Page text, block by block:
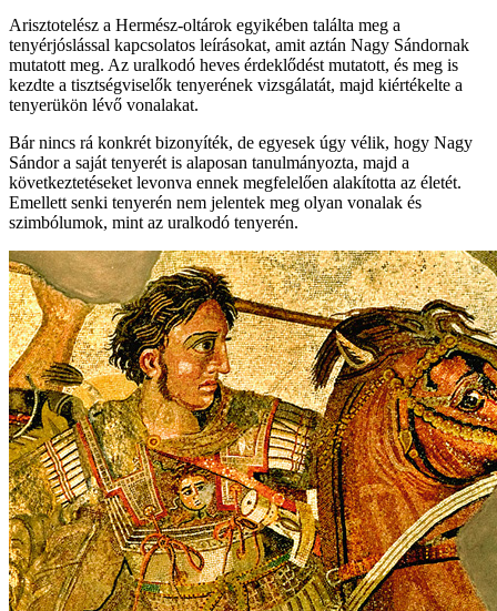
Arisztotelész a Hermész-oltárok egyikében találta meg a
tenyérjóslással kapcsolatos leírásokat, amit aztán Nagy Sándornak
mutatott meg. Az uralkodó heves érdeklődést mutatott, és meg is
kezdte a tisztségviselők tenyerének vizsgálatát, majd kiértékelte a
tenyerükön lévő vonalakat.
Bár nincs rá konkrét bizonyíték, de egyesek úgy vélik, hogy Nagy
Sándor a saját tenyerét is alaposan tanulmányozta, majd a
következtetéseket levonva ennek megfelelően alakította az életét.
Emellett senki tenyerén nem jelentek meg olyan vonalak és
szimbólumok, mint az uralkodó tenyerén.